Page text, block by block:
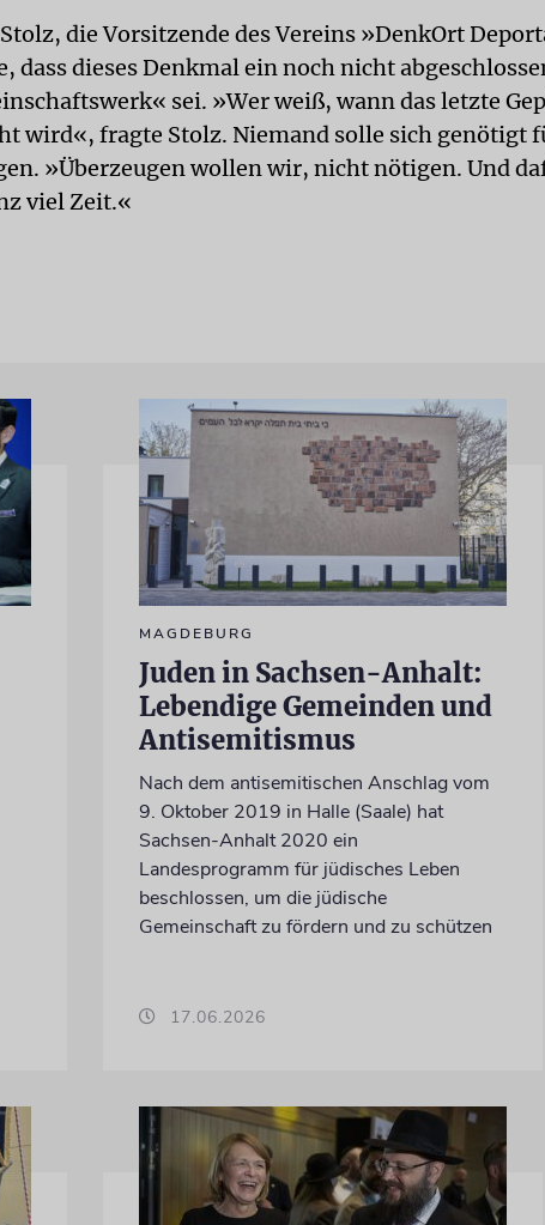
die Vorsitzende des Vereins »DenkOrt
dass dieses Denkmal ein noch nicht
sei. »Wer weiß, wann das letzte
wird«, fragte Stolz. Niemand solle sich genötigt
»Überzeugen wollen wir, nicht nötigen. Und
viel Zeit.«
MAGDEBURG
Juden in Sachsen-Anhalt:
Lebendige Gemeinden und
Antisemitismus
Nach dem antisemitischen Anschlag vom
9. Oktober 2019 in Halle (Saale) hat
Sachsen-Anhalt 2020 ein
Landesprogramm für jüdisches Leben
beschlossen, um die jüdische
Gemeinschaft zu fördern und zu schützen
17.06.2026